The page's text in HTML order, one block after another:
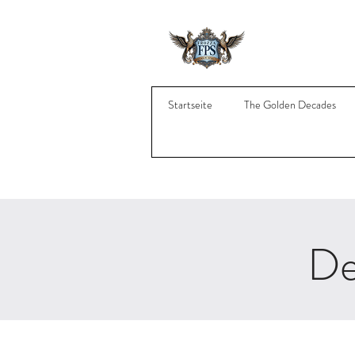
Startseite The Golden Decades